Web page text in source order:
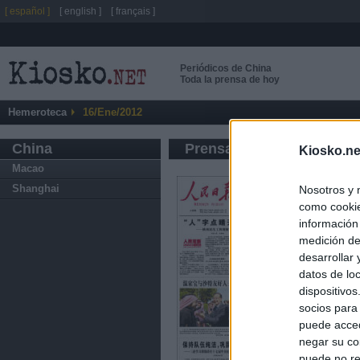
Nosotros y
como
medición
desarrollar
datos de
socios
puede
negar su
Periódicos de China
Toda la prensa de hoy
Hemeroteca 16/Ene/2012
China
Macao
Shanghai
Prensa de Información
[ español ] [ english ] [ français ]